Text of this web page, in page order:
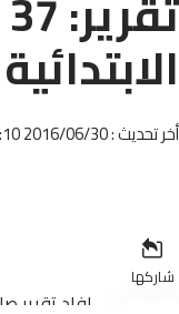
الابتدائية
أخر تحديث : 2016/06/30 at 4:10 مساءً
شاركها